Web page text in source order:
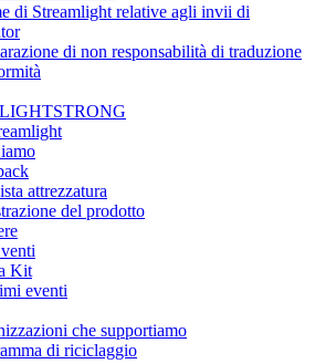
di Streamlight relative agli invii di
di non responsabilità di traduzione
attrezzatura
del prodotto
Kit
eventi
che supportiamo
di riciclaggio